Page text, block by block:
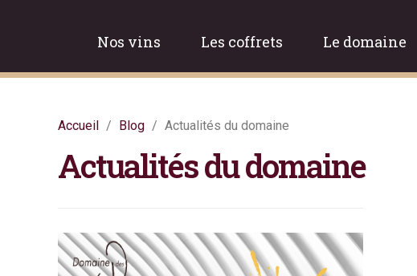
Nos vins Les coffrets Le domaine
Accueil Blog Actualités du domaine
Actualités du domaine